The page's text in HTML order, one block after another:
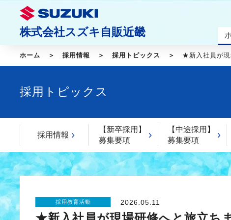
株式会社スズキ自販近畿
ホーム 採用情報 採用トピックス ★新入社員が
採用トピックス
採用情報
【新卒採用】
募集要項
【中途採用】
募集要項
採用教育活動 2026.05.11